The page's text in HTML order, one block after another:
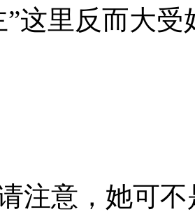
”这里反而大受
意，她可不